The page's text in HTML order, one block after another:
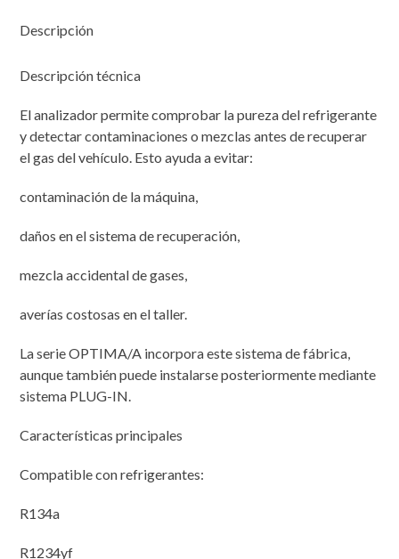
Descripción
Descripción técnica
El analizador permite comprobar la pureza del refrigerante
y detectar contaminaciones o mezclas antes de recuperar
el gas del vehículo. Esto ayuda a evitar:
contaminación de la máquina,
daños en el sistema de recuperación,
mezcla accidental de gases,
averías costosas en el taller.
La serie OPTIMA/A incorpora este sistema de fábrica,
aunque también puede instalarse posteriormente mediante
sistema PLUG-IN.
Características principales
Compatible con refrigerantes:
R134a
R1234yf